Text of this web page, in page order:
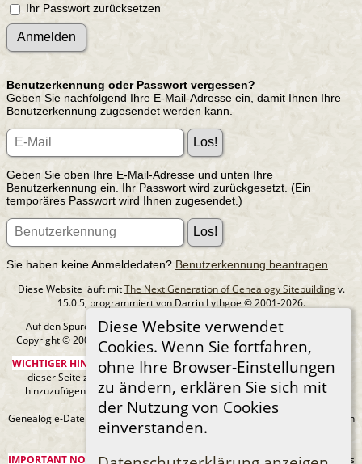
Diese Website verwendet
Cookies. Wenn Sie fortfahren,
ohne Ihre Browser-Einstellungen
zu ändern, erklären Sie sich mit
der Nutzung von Cookies
einverstanden.
Ihr Passwort zurücksetzen
Benutzerkennung oder Passwort vergessen?
Geben Sie nachfolgend Ihre E-Mail-Adresse ein, damit Ihnen Ihre
Benutzerkennung zugesendet werden kann.
Geben Sie oben Ihre E-Mail-Adresse und unten Ihre
Benutzerkennung ein. Ihr Passwort wird zurückgesetzt. (Ein
temporäres Passwort wird Ihnen zugesendet.)
Sie haben keine Anmeldedaten? Benutzerkennung beantragen
Diese Website läuft mitThe Next Generation of Genealogy Sitebuildingv.
15.0.5, programmiert von Darrin Lythgoe © 2001-2026.
Auf den Spuren meiner Ahnen - erstellt und betreut vonMIchael Klein
Copyright © 2005-2026 Alle Rechte vorbehalten. |
Datenschutzerklärung
WICHTIGER HINWEIS:Sie sind nicht berechtigt, diese Seite oder Bilder von
dieser Seite zu Ancestry.com oder anderen kommerziellen Websites
hinzuzufügen, ohne mein Urheberrecht und einen URL-Link zu meiner
Website anzugeben.
Genealogie-Daten können sich jederzeit ändern, wenn neue Fakten gefunden
werden.
IMPORTANT NOTICE:You are not authorized to add this page or any images